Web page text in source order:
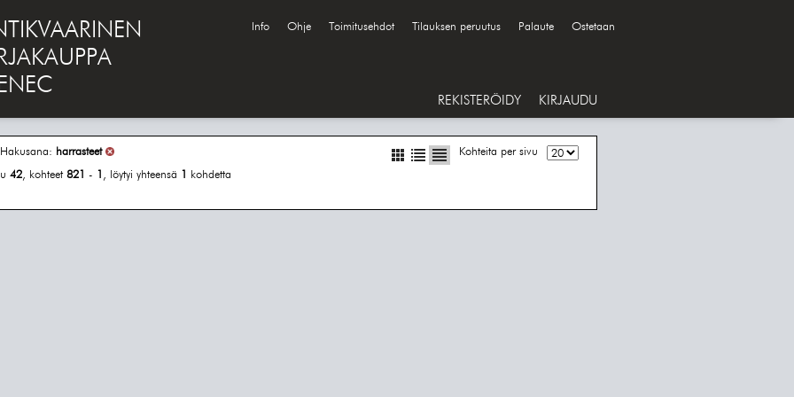
Info Ohje Toimitusehdot Tilauksen peruutus Palaute Ostetaan
REKISTERÖIDY KIRJAUDU
Kohteita per sivu
harrasteet
42, kohteet 821 - 1 , löytyi yhteensä 1 kohdetta